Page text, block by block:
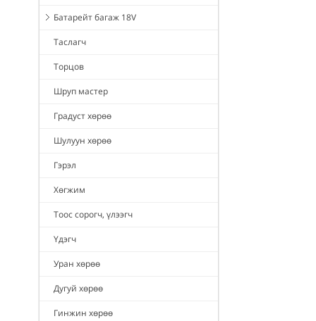
Батарейт багаж 18V
Таслагч
Торцов
Шруп мастер
Градуст хөрөө
Шулуун хөрөө
Гэрэл
Хөгжим
Тоос сорогч, үлээгч
Үдэгч
Уран хөрөө
Дугуй хөрөө
Гинжин хөрөө